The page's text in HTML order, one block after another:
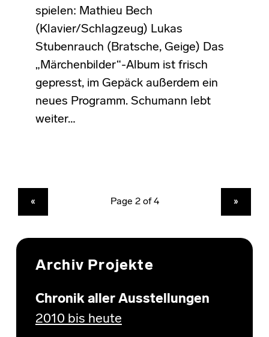
spielen: Mathieu Bech
(Klavier/Schlagzeug) Lukas
Stubenrauch (Bratsche, Geige) Das
„Märchenbilder“-Album ist frisch
gepresst, im Gepäck außerdem ein
neues Programm. Schumann lebt
weiter…
« »
Archiv Projekte
Chronik aller Ausstellungen
2010 bis heute